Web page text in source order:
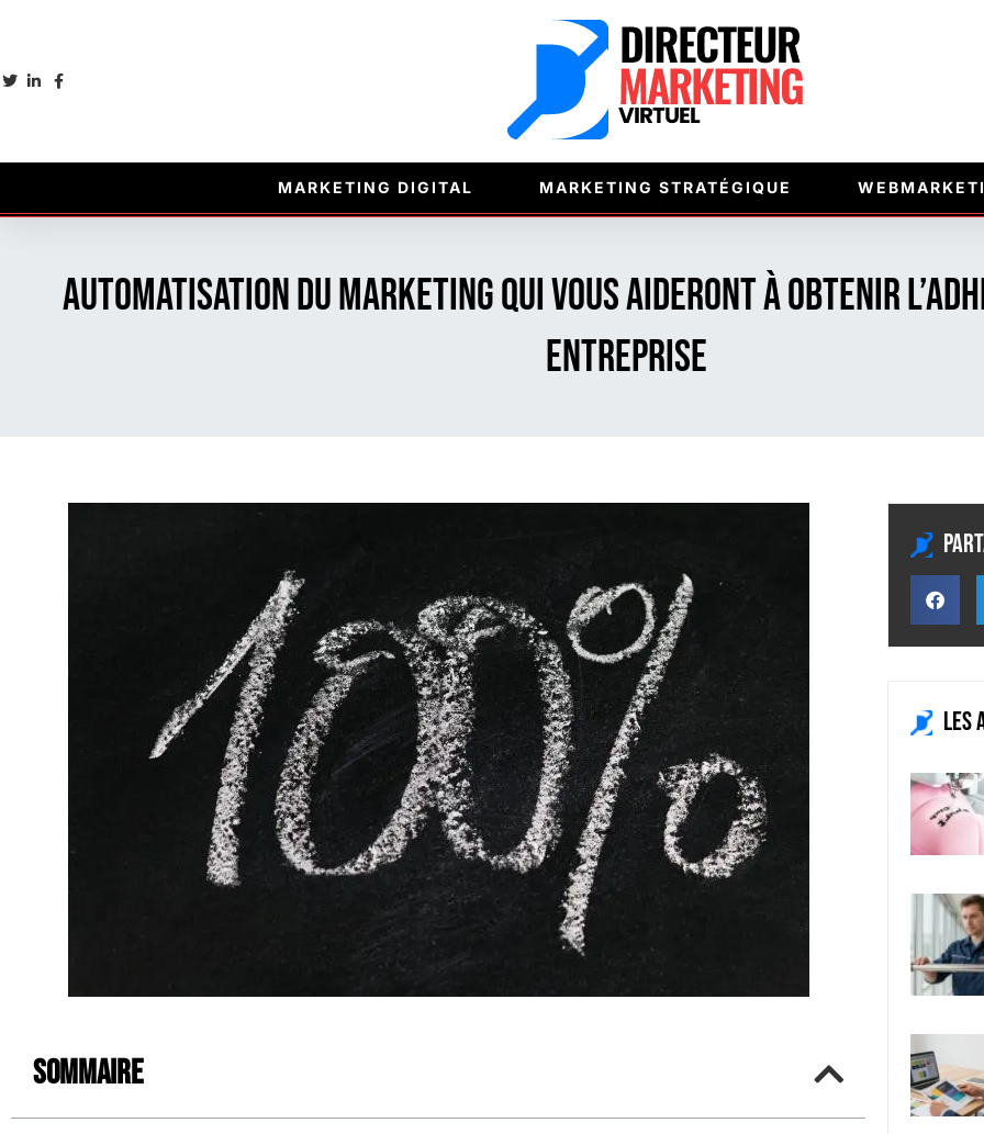
MARKETING DIGITAL MARKETING STRATÉGIQUE
Automatisation du marketing qui vous aideront à obtenir
entreprise
Sommaire